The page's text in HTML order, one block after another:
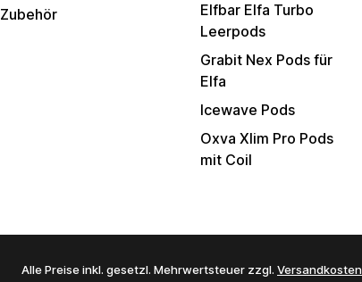
Zubehör
Elfbar Elfa Turbo
Leerpods
Grabit Nex Pods für
Elfa
Icewave Pods
Oxva Xlim Pro Pods
mit Coil
Alle Preise inkl. gesetzl. Mehrwertsteuer zzgl. Versandkosten